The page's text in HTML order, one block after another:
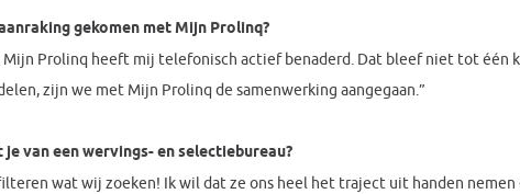
gekomen met Mijn Prolinq?
Mijn Prolinq heeft mij telefonisch actief benaderd. Dat bleef niet tot één
zijn we met Mijn Prolinq de samenwerking aangegaan.”
van een wervings- en selectiebureau?
wat wij zoeken! Ik wil dat ze ons heel het traject uit handen